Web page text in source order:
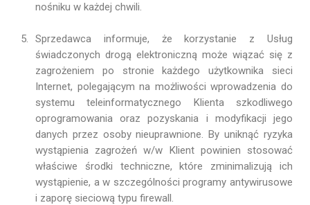
nośniku w każdej chwili.
Sprzedawca informuje, że korzystanie z Usług
świadczonych drogą elektroniczną może wiązać się z
zagrożeniem po stronie każdego użytkownika sieci
Internet, polegającym na możliwości wprowadzenia do
systemu teleinformatycznego Klienta szkodliwego
oprogramowania oraz pozyskania i modyfikacji jego
danych przez osoby nieuprawnione. By uniknąć ryzyka
wystąpienia zagrożeń w/w Klient powinien stosować
właściwe środki techniczne, które zminimalizują ich
wystąpienie, a w szczególności programy antywirusowe
i zaporę sieciową typu firewall.